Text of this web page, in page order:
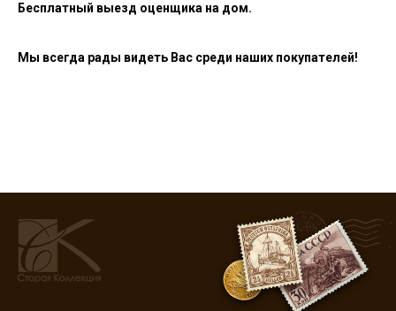
Бесплатный выезд оценщика на дом.
Мы всегда рады видеть Вас среди наших покупателей!